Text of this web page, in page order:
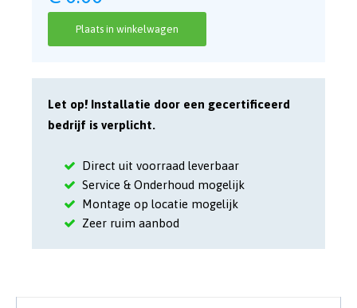
Plaats in winkelwagen
Let op! Installatie door een gecertificeerd
bedrijf is verplicht.
Direct uit voorraad leverbaar
Service & Onderhoud mogelijk
Montage op locatie mogelijk
Zeer ruim aanbod